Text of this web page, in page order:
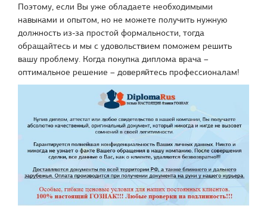
Поэтому, если Вы уже обладаете необходимыми
навыками и опытом, но не можете получить нужную
должность из-за простой формальности, тогда
обращайтесь и мы с удовольствием поможем решить
вашу проблему. Когда покупка диплома врача –
оптимальное решение – доверяйтесь профессионалам!